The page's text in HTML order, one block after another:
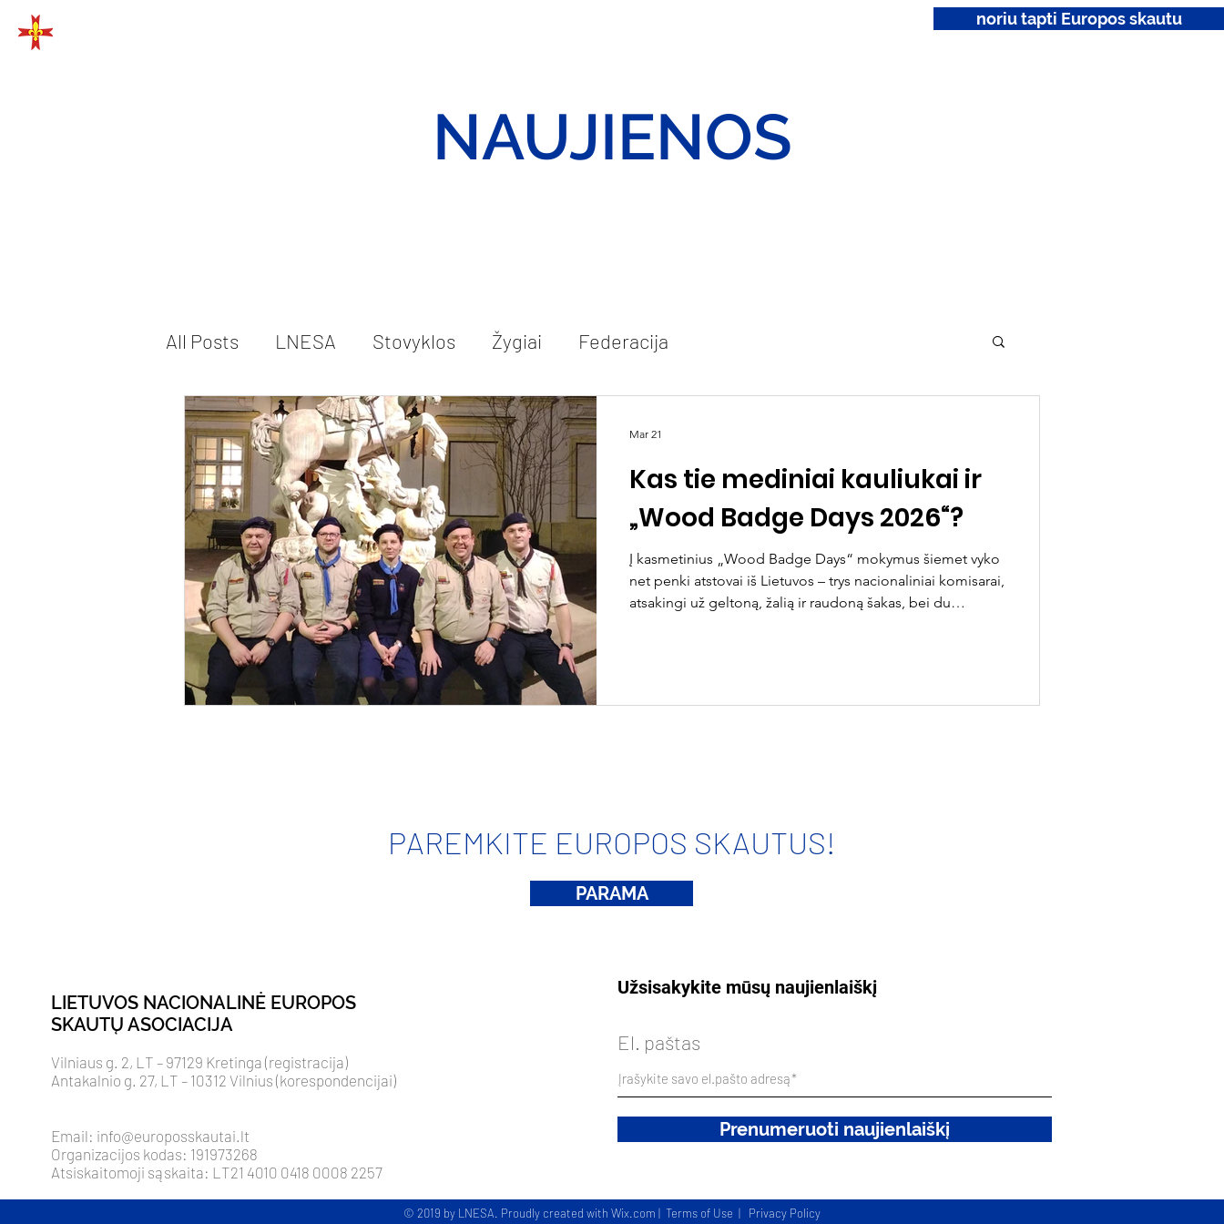
noriu tapti Europos skautu
NAUJIENOS
All Posts LNESA Stovyklos Žygiai Federacija
Kas tie mediniai kauliukai ir
„Wood Badge Days 2026“?
Į kasmetinius „Wood Badge Days“ mokymus šiemet vyko
net penki atstovai iš Lietuvos – trys nacionaliniai komisarai,
atsakingi už geltoną, žalią ir raudoną šakas, bei du
Badge) gyvuoja nuo skautų įkūrėjo Robert Baden-Powel
Mar 21
PAREMKITE EUROPOS SKAUTUS!
PARAMA
LIETUVOS NACIONALINĖ EUROPOS
SKAUTŲ ASOCIACIJA
Vilniaus g. 2, LT – 97129 Kretinga (registracija)
Antakalnio g. 27, LT – 10312 Vilnius (korespondencijai)
Email: info@europosskautai.lt
Organizacijos kodas: 191973268
Atsiskaitomoji sąskaita: LT21 4010 0418 0008 2257
Užsisakykite mūsų naujienlaiškį
El. paštas
Prenumeruoti naujienlaiškį
© 2019 by LNESA. Proudly created with Wix.com | Terms of Use | Privacy Policy